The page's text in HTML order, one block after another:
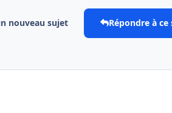
nouveau sujet Répondre à ce